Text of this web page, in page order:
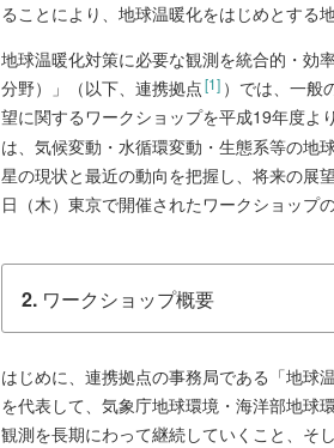
ることにより、地球温暖化をはじめとする
地球温暖化対策に必要な観測を統合的・効
分野）」（以下、連携拠点[1] ）では、一般
望に関するワークショップを平成19年度よ
は、気候変動・水循環変動・生態系等の地
星の現状と最近の動向を把握し、将来の展
日（木）東京で開催されたワークショップ
2. ワークショップ概要
はじめに、連携拠点の事務局である「地球
を代表して、気象庁地球環境・海洋部地球
観測を長期にわって継続していくこと、そ